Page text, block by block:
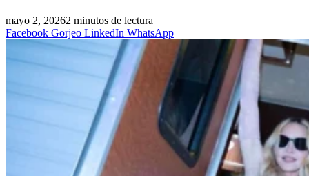
mayo 2, 20262 minutos de lectura
Facebook Gorjeo LinkedIn WhatsApp